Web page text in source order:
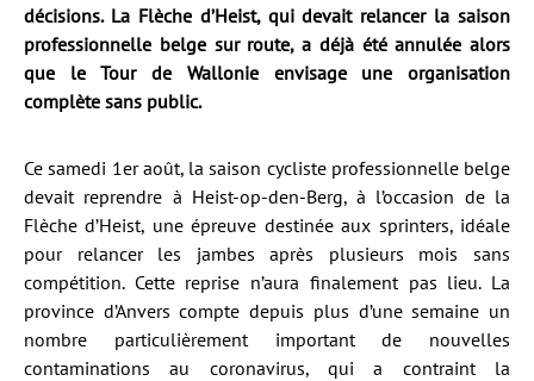
décisions. La Flèche d’Heist, qui devait relancer la saison
professionnelle belge sur route, a déjà été annulée alors
que le Tour de Wallonie envisage une organisation
complète sans public.
Ce samedi 1er août, la saison cycliste professionnelle belge
devait reprendre à Heist-op-den-Berg, à l’occasion de la
Flèche d’Heist, une épreuve destinée aux sprinters, idéale
pour relancer les jambes après plusieurs mois sans
compétition. Cette reprise n’aura finalement pas lieu. La
province d’Anvers compte depuis plus d’une semaine un
nombre particulièrement important de nouvelles
contaminations au coronavirus, qui a contraint la